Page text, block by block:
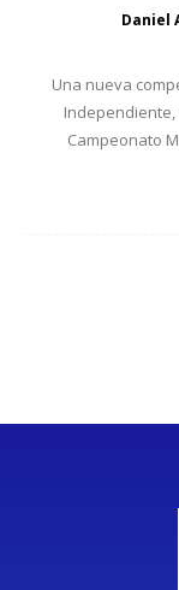
Daniel
Una nueva
Campeonato